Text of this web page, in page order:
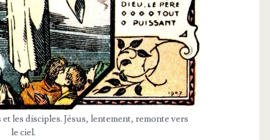
les dis­ciples. Jésus, len­te­ment, remonte vers
le ciel.